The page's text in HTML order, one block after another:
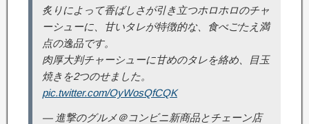
炙りによって香ばしさが引き立つホロホロのチャ
ーシューに、甘いタレが特徴的な、食べごたえ満
点の逸品です。
肉厚大判チャーシューに甘めのタレを絡め、目玉
焼きを2つのせました。
pic.twitter.com/OyWosQfCQK
— 進撃のグルメ＠コンビニ新商品とチェーン店